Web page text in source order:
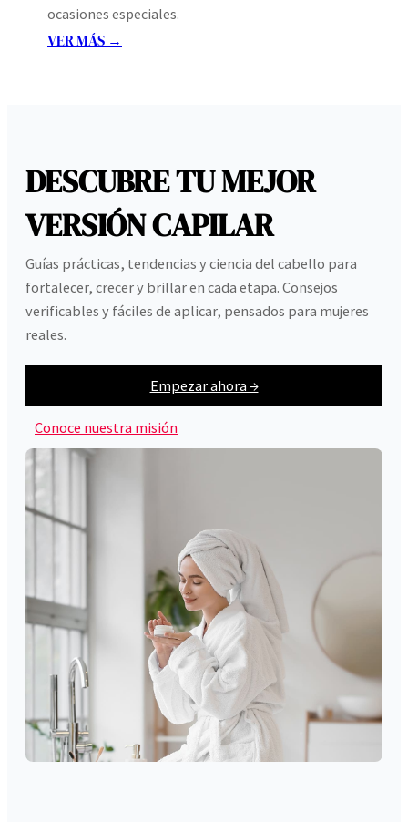
ocasiones especiales.
VER MÁS →
DESCUBRE TU MEJOR
VERSIÓN CAPILAR
Guías prácticas, tendencias y ciencia del cabello para
fortalecer, crecer y brillar en cada etapa. Consejos
verificables y fáciles de aplicar, pensados para mujeres
reales.
Empezar ahora →
Conoce nuestra misión